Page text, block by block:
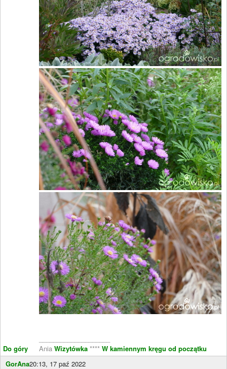
Do góry
Ania Wizytówka **** W kamiennym kręgu od początku
GorAna20:13, 17 paź 2022